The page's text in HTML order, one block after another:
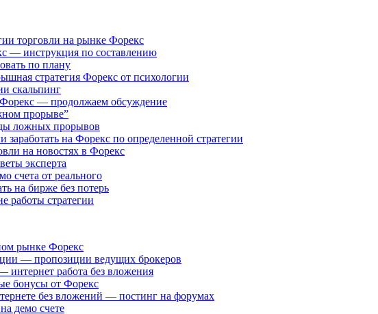
торговли на рынке Форекс
— инструкция по составлению
по плану
стратегия Форекс от психологии
скальпинг
Форекс — продолжаем обсуждение
прорыве”
ложных прорывов
на Форекс по определенной стратегии
на новостях в Форекс
эксперта
счета от реального
на бирже без потерь
работы стратегии
рынке Форекс
— пропозиции ведущих брокеров
интернет работа без вложения
бонусы от Форекс
без вложений — постинг на форумах
демо счете